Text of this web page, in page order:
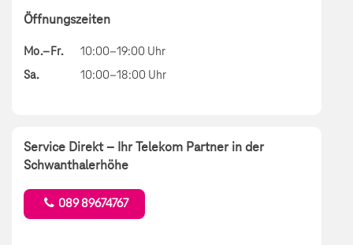
Öffnungszeiten
Mo.–Fr.
10:00–19:00 Uhr
Sa.
10:00–18:00 Uhr
Service Direkt – Ihr Telekom Partner in der
Schwanthalerhöhe
089 89674767